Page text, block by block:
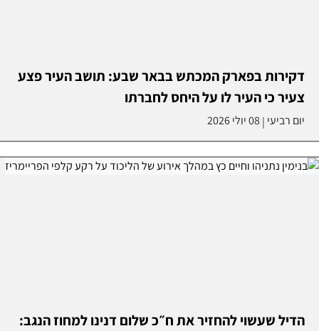
דקירות בפארק המכתש בבאר שבע: תושב העיר פצע
צעיר כי העיר לו על היחס לחברתו
יום רביעי |08 יולי 2026
הדיל שעשוי להחזיר את ח״כ שלום דנינו למחוז הנגב: